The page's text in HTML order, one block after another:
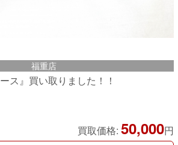
福重店
ス』買い取りました！！
買取価格: 50,000円